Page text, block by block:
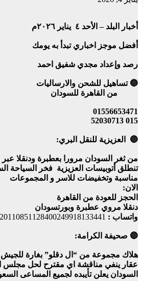
أخبار البلد – الأحد ٤ يناير ٢٠٢٦م
أفضل موجز اخباري تبدأ به يومك
رصد وإعداد مجدي شفيق احمد
🔵 تساهيل للشحن والارساليات
من القاهرة للسودان
01556653471
015 52030713
🔵 العزيزية للنقل البري:
من ثغر السودان مرورا بعطبرة ودنقلا
تنطلق أتوبيسات العزيزية فخر السياحة
مناسبة وتخفيضات للاسر و المجموعات
الان:
الحجز للعودة من القاهرة
دنقلا مروي عطبرة وبورتسودان
واتساب :
🔵 صحيفة الكرامة:
هلاك مجموعة من “ال دقلو” بغارة
عقار ينفي مناقشة اي مقترح لحل مجلس
السودان يعلن تأيبده لجميع المساعى